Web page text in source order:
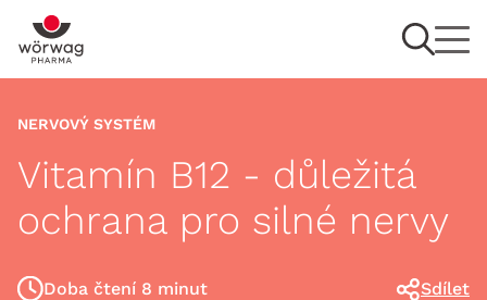
NERVOVÝ SYSTÉM
Vitamín B12 - důležitá
ochrana pro silné nervy
Doba čtení 8 minut Sdílet